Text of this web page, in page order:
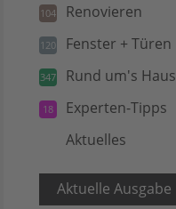
104 Renovieren
120 Fenster + Türen
347 Rund um's Haus
18 Experten-Tipps
Aktuelles
Aktuelle Ausgabe